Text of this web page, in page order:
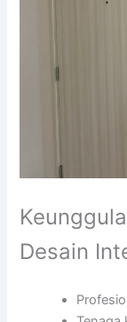
Desain